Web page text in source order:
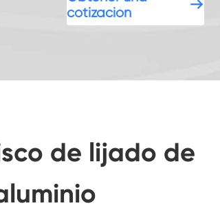
cotización

de lijado de